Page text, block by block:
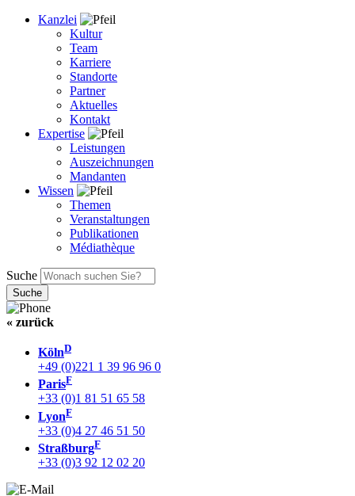
Kanzlei
Kultur
Team
Karriere
Standorte
Partner
Aktuelles
Kontakt
Expertise
Leistungen
Auszeichnungen
Mandanten
Wissen
Themen
Veranstaltungen
Publikationen
Médiathèque
Suche
« zurück
KölnD
+49 (0)221 1 39 96 96 0
ParisF
+33 (0)1 81 51 65 58
LyonF
+33 (0)4 27 46 51 50
StraßburgF
+33 (0)3 92 12 02 20